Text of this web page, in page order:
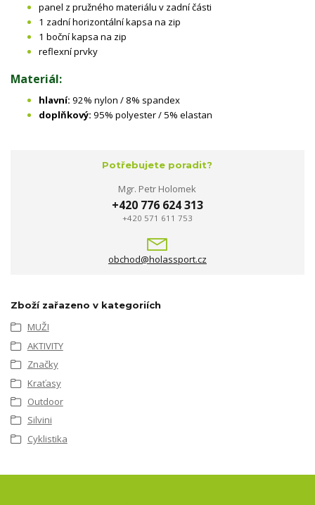
panel z pružného materiálu v zadní části
1 zadní horizontální kapsa na zip
1 boční kapsa na zip
reflexní prvky
Materiál:
hlavní: 92% nylon / 8% spandex
doplňkový: 95% polyester / 5% elastan
Potřebujete poradit?
Mgr. Petr Holomek
+420 776 624 313
+420 571 611 753
obchod@holassport.cz
Zboží zařazeno v kategoriích
MUŽI
AKTIVITY
Značky
Kraťasy
Outdoor
Silvini
Cyklistika